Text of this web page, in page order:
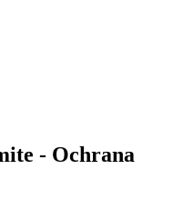
- Ochrana